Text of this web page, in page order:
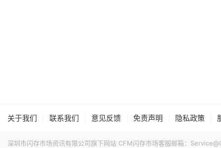
关于我们 联系我们 意见反馈 免责声明 隐私政策
深圳市闪存市场资讯有限公司旗下网站 CFM闪存市场客服邮箱：